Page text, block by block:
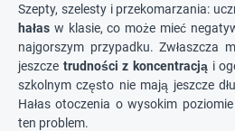
Szepty, szelesty i przekomarzania:
hałas w klasie, co może mieć
najgorszym przypadku. Zwłaszcza
jeszcze trudności z koncentracją i
szkolnym często nie mają jeszcze
Hałas otoczenia o wysokim
ten problem.